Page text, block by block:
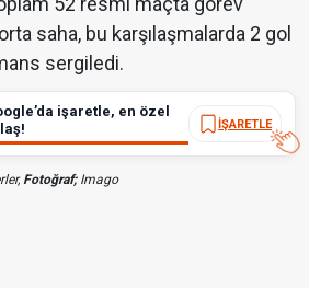
saha, bu karşılaşmalarda 2 gol
sergiledi.
işaretle, en özel
İŞARETLE
Fotoğraf;Imago